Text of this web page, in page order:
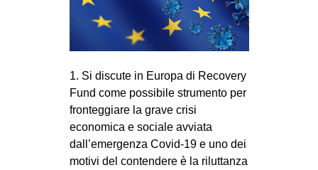
INTERNAZIONALE
AFRICA
ESTREMO ORIENTE
EUROPA
MEDIO ORIENTE
MONDO
1. Si discute in Europa di Recovery
Fund come possibile strumento per
fronteggiare la grave crisi
economica e sociale avviata
dall’emergenza Covid-19 e uno dei
motivi del contendere è la riluttanza